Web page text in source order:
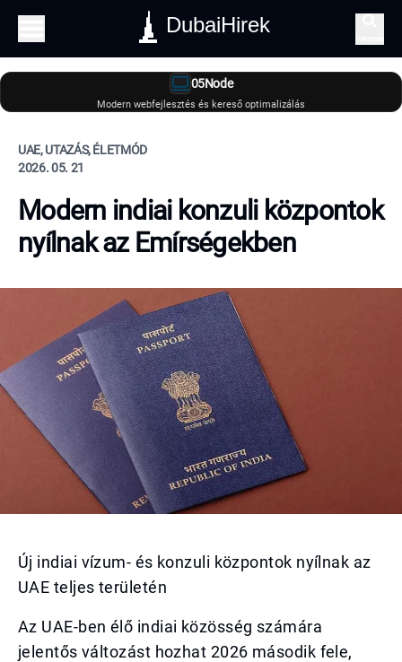
DubaiHirek
05Node
Modern webfejlesztés és kereső optimalizálás
UAE, UTAZÁS, ÉLETMÓD
2026. 05. 21
Modern indiai konzuli központok
nyílnak az Emírségekben
Új indiai vízum- és konzuli központok nyílnak az
UAE teljes területén
Az UAE-ben élő indiai közösség számára
jelentős változást hozhat 2026 második fele,